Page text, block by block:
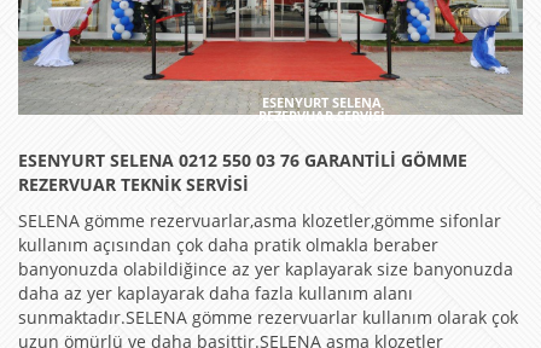
ESENYURT SELENA
REZERVUAR SERVİSİ
ESENYURT SELENA 0212 550 03 76 GARANTİLİ GÖMME
REZERVUAR TEKNİK SERVİSİ
SELENA gömme rezervuarlar,asma klozetler,gömme sifonlar
kullanım açısından çok daha pratik olmakla beraber
banyonuzda olabildiğince az yer kaplayarak size banyonuzda
daha az yer kaplayarak daha fazla kullanım alanı
sunmaktadır.SELENA gömme rezervuarlar kullanım olarak çok
uzun ömürlü ve daha basittir.SELENA asma klozetler